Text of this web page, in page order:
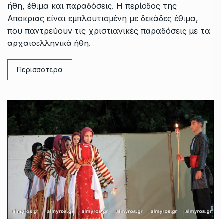
ήθη, έθιμα και παραδόσεις. Η περίοδος της
Αποκριάς είναι εμπλουτισμένη με δεκάδες έθιμα,
που παντρεύουν τις χριστιανικές παραδόσεις με τα
αρχαιοελληνικά ήθη.
Περισσότερα